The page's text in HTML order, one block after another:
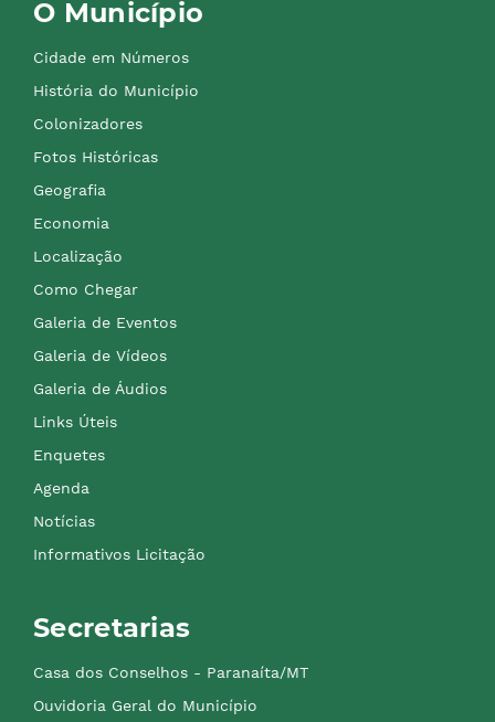
O Município
Cidade em Números
História do Município
Colonizadores
Fotos Históricas
Geografia
Economia
Localização
Como Chegar
Galeria de Eventos
Galeria de Vídeos
Galeria de Áudios
Links Úteis
Enquetes
Agenda
Notícias
Informativos Licitação
Secretarias
Casa dos Conselhos - Paranaíta/MT
Ouvidoria Geral do Município